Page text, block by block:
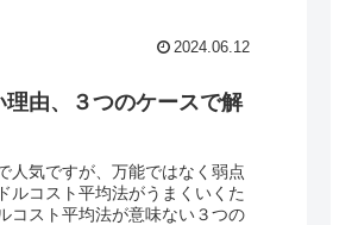
2024.06.12
理由、３つのケースで解
人気ですが、万能ではなく弱点
ルコスト平均法がうまくいくた
コスト平均法が意味ない３つの